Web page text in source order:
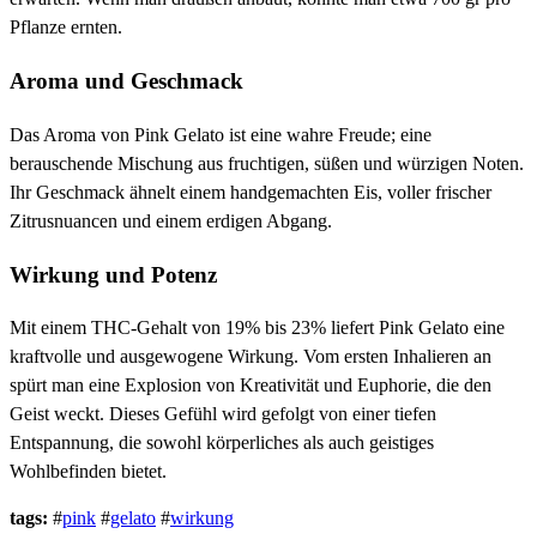
Pflanze ernten.
Aroma und Geschmack
Das Aroma von Pink Gelato ist eine wahre Freude; eine
berauschende Mischung aus fruchtigen, süßen und würzigen Noten.
Ihr Geschmack ähnelt einem handgemachten Eis, voller frischer
Zitrusnuancen und einem erdigen Abgang.
Wirkung und Potenz
Mit einem THC-Gehalt von 19% bis 23% liefert Pink Gelato eine
kraftvolle und ausgewogene Wirkung. Vom ersten Inhalieren an
spürt man eine Explosion von Kreativität und Euphorie, die den
Geist weckt. Dieses Gefühl wird gefolgt von einer tiefen
Entspannung, die sowohl körperliches als auch geistiges
Wohlbefinden bietet.
tags: #pink #gelato #wirkung